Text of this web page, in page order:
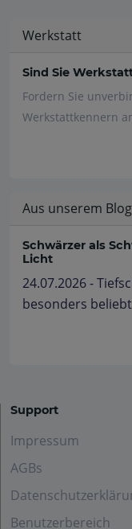
Werkstatt
Sind Sie
Fordern Sie
Werkstattkennern
Aus unserem Blog
Schwärzer als
Licht
24.07.2026 -
besonders
Support
Impressum
AGBs
Benutzerbereich